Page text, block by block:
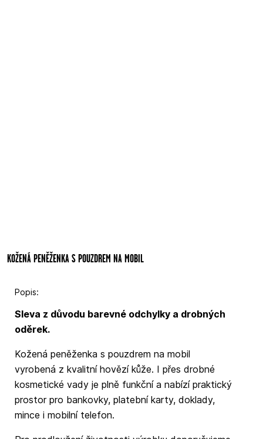
KOŽENÁ PENĚŽENKA S POUZDREM NA MOBIL
Popis:
Sleva z důvodu barevné odchylky a drobných
oděrek.
Kožená peněženka s pouzdrem na mobil
vyrobená z kvalitní hovězí kůže. I přes drobné
kosmetické vady je plně funkční a nabízí praktický
prostor pro bankovky, platební karty, doklady,
mince i mobilní telefon.